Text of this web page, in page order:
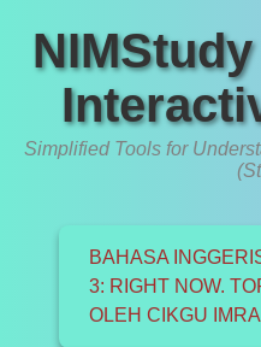
Simplified Tools for
BAHASA
3: RIGHT NOW.
OLEH CIKGU